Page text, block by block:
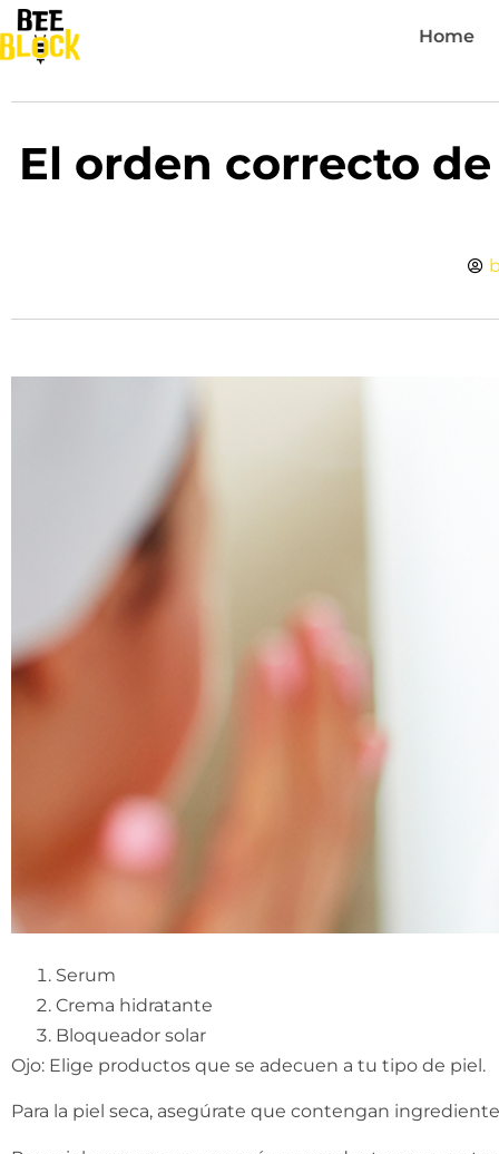
Home
El orden correcto
Serum
Crema hidratante
Bloqueador solar
Ojo: Elige productos que se adecuen a tu tipo de piel.
Para la piel seca, asegúrate que contengan